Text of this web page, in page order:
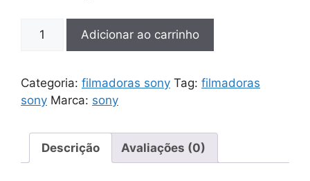
Filmadora
sr11
Fluidez
Resolução
Para
Vídeos
Adicionar ao carrinho
Categoria: filmadoras sony Tag: filmadoras
sony Marca: sony
Descrição Avaliações (0)